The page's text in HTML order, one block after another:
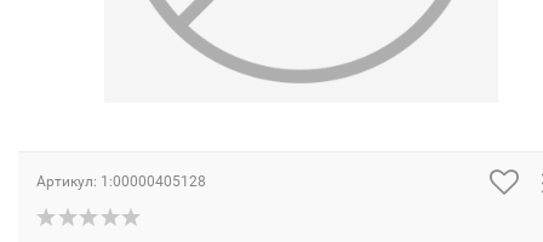
Артикул: 1:00000405128